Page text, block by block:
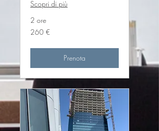
Scopri di più
2 ore
260
euro
260 €
Prenota